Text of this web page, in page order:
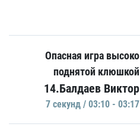
Опасная игра высоко
поднятой клюшкой
14.Балдаев Виктор
7 секунд / 03:10 - 03:17